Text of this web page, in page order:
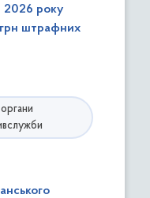
2026 року
грн штрафних